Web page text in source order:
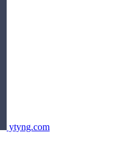
ytyng.com